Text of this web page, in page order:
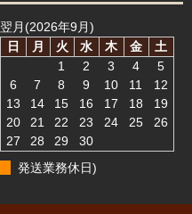
翌月(2026年9月)
日
月 火 水 木 金
土
1
2 3 4
5
6
7 8 9 10 11
12
13
14 15 16 17 18
19
20
21 22 23 24 25
26
27
28 29
30
発送業務休日)